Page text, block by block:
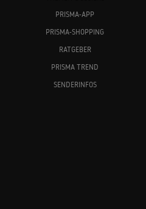
PRISMA-APP
PRISMA-SHOPPING
RATGEBER
PRISMA TREND
SENDERINFOS